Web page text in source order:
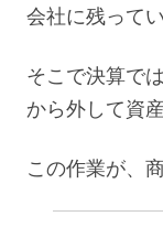
会社に残って
そこで決算で
から外して資
この作業が、